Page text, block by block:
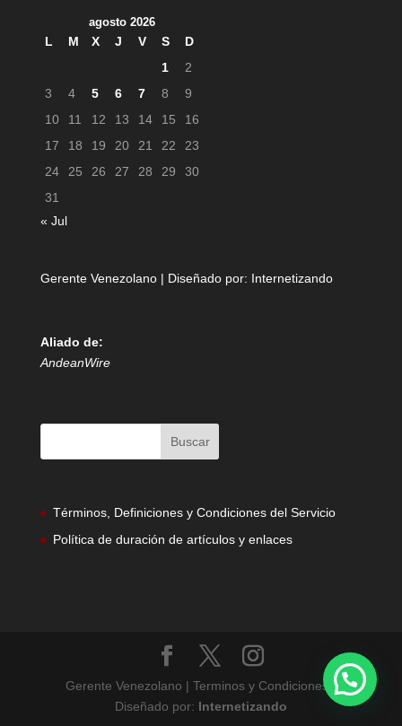
agosto 2026
L M X J V S
D
1
2
3
4 5 6 7 8
9
10
11 12 13 14 15
16
17
18 19 20 21 22
23
24
25 26 27 28 29
30
31
« Jul
Gerente Venezolano | Diseñado por: Internetizando
Aliado de:
AndeanWire
Términos, Definiciones y Condiciones del Servicio
Política de duración de artículos y enlaces
Gerente Venezolano | Terminos y Condiciones |
Diseñado por: Internetizando